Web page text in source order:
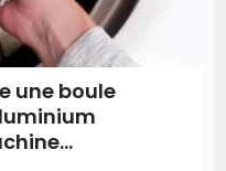
une boule